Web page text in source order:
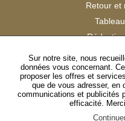
Retour et
Sur notre site, nous
données vous concernant.
proposer les offres et
que de vous adresser, en
communications et publicités
efficacité.